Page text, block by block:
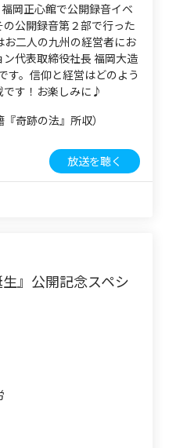
岡正心館で公開録音イベ
公開録音第２部で行った
二人の九州の経営者にお
代表取締役社長 福岡大造
す。信仰と経営はどのよう
です！お楽しみに♪
奇跡の法』所収）
放送を聴く
』公開記念スペシ